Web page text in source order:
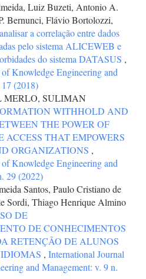
Luiz Buzeti, Antonio A.
Bernunci, Flávio Bortolozzi,
a correlação entre dados
pelo sistema ALICEWEB e
do sistema DATASUS ,
Knowledge Engineering and
(2018)
MERLO, SULIMAN
WITHHOLD AND
THE POWER OF
ACCESS THAT EMPOWERS
ORGANIZATIONS ,
Knowledge Engineering and
29 (2022)
Santos, Paulo Cristiano de
Sordi, Thiago Henrique Almino
DE
DE CONHECIMENTOS
RETENÇÃO DE ALUNOS
, International Journal
and Management: v. 9 n.